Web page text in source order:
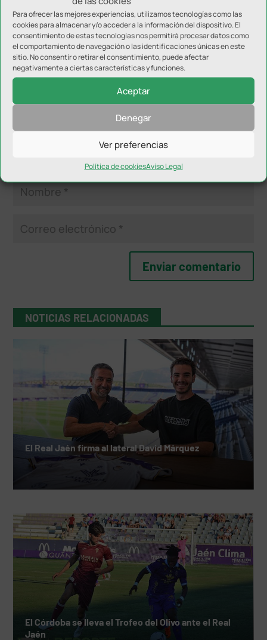
Para ofrecer las mejores experiencias, utilizamos tecnologías como las
cookies para almacenar y/o acceder a la información del dispositivo. El
consentimiento de estas tecnologías nos permitirá procesar datos como
el comportamiento de navegación o las identificaciones únicas en este
sitio. No consentir o retirar el consentimiento, puede afectar
negativamente a ciertas características y funciones.
Aceptar
Denegar
Ver preferencias
Política de cookiesAviso Legal
Enviar comentario
Tu dirección de correo electrónico no será publicada.Los
campos obligatorios están marcados con*
NOTICIAS RELACIONADAS
El Real Jaén firma al lateral David Márquez
El Córdoba se lleva el Trofeo del Olivo ante el Real
Jaén